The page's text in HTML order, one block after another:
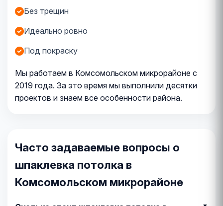
Без трещин
Идеально ровно
Под покраску
Мы работаем в Комсомольском микрорайоне с
2019 года. За это время мы выполнили десятки
проектов и знаем все особенности района.
Часто задаваемые вопросы о
шпаклевка потолка в
Комсомольском микрорайоне